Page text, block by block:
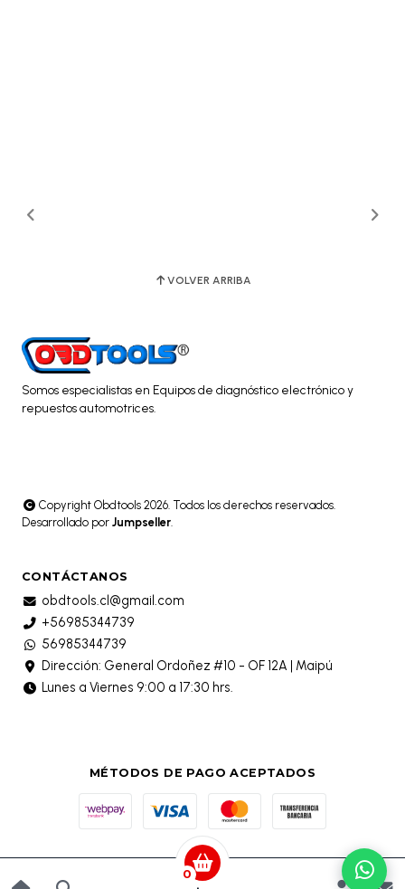
0
VOLVER ARRIBA
Somos especialistas en Equipos de diagnóstico electrónico y
repuestos automotrices.
Copyright Obdtools 2026. Todos los derechos reservados.
Desarrollado por Jumpseller
CONTÁCTANOS
obdtools.cl@gmail.com
+56985344739
56985344739
Dirección: General Ordoñez #10 - OF 12A | Maipú
Lunes a Viernes 9:00 a 17:30 hrs.
MÉTODOS DE PAGO ACEPTADOS